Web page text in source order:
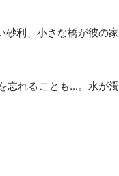
砂利、小さな橋が彼の家
忘れることも...。水が濁